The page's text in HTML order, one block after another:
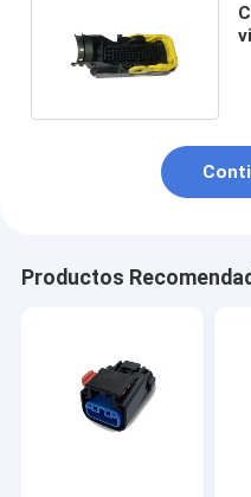
Productos